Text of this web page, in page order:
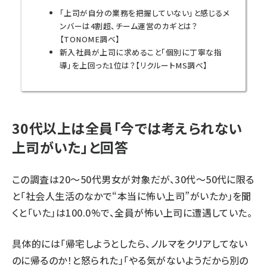
「上司が自分の業務を把握していない」と感じるメ
ンバーは4割超、チーム運営のカギとは？
【TONOME調べ】
新入社員が上司に求めること「個別に丁寧な指
導」を上回った1位は？【リクルートMS調べ】
30代以上は全員「今では考えられない
上司がいた」と回答
この調査は20～50代男女が対象だが、30代～50代に限る
と「社会人生活のなかで“本当に怖い上司”がいたか」を聞
くと「いた」は100.0%で、全員が怖い上司に遭遇していた。
具体的には「帰宅しようとしたら、ノルマをクリアしてない
のに帰るのか！と怒られた」「やる気がないようだから別の